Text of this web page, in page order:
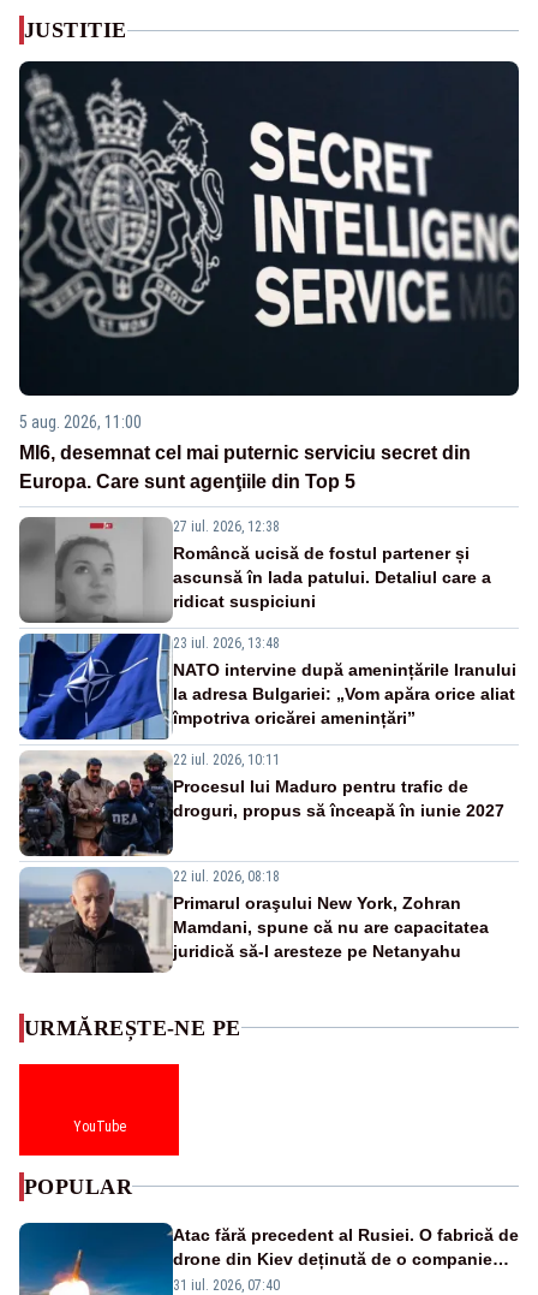
JUSTITIE
5 aug. 2026, 11:00
MI6, desemnat cel mai puternic serviciu secret din
Europa. Care sunt agenţiile din Top 5
27 iul. 2026, 12:38
Româncă ucisă de fostul partener și
ascunsă în lada patului. Detaliul care a
ridicat suspiciuni
23 iul. 2026, 13:48
NATO intervine după amenințările Iranului
la adresa Bulgariei: „Vom apăra orice aliat
împotriva oricărei amenințări”
22 iul. 2026, 10:11
Procesul lui Maduro pentru trafic de
droguri, propus să înceapă în iunie 2027
22 iul. 2026, 08:18
Primarul oraşului New York, Zohran
Mamdani, spune că nu are capacitatea
juridică să-l aresteze pe Netanyahu
URMĂREȘTE-NE PE
YouTube
POPULAR
Atac fără precedent al Rusiei. O fabrică de
drone din Kiev deținută de o companie
americană, distrusă de o rachetă
31 iul. 2026, 07:40